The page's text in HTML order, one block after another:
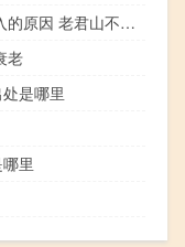
老君山不让外国人进入的原因 老君山不对外国人开放原因
老
是哪里
里